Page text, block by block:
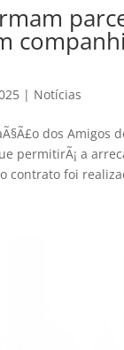
| Notícias
dos Amigos
permitirÃ¡ a
contrato foi